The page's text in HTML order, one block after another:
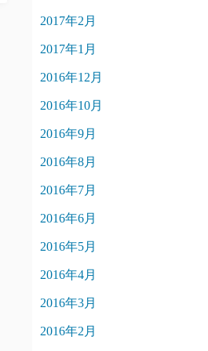
2017年2月
2017年1月
2016年12月
2016年10月
2016年9月
2016年8月
2016年7月
2016年6月
2016年5月
2016年4月
2016年3月
2016年2月